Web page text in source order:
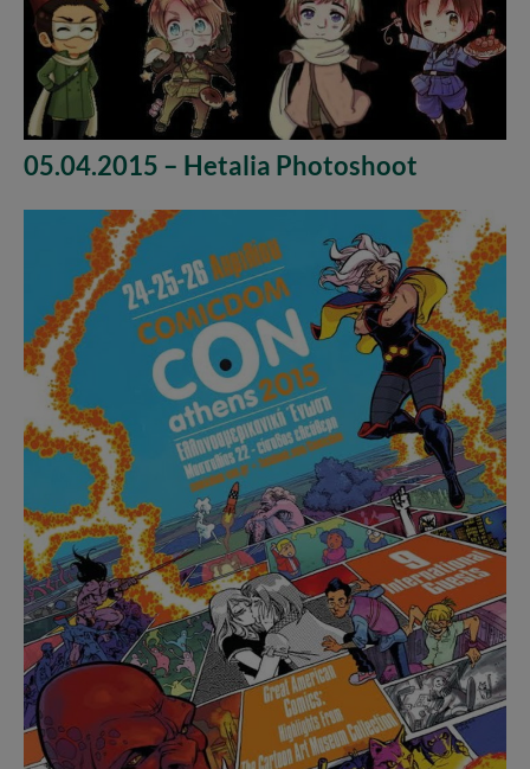
05.04.2015 – Hetalia Photoshoot